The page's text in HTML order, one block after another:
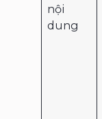
nội
dung